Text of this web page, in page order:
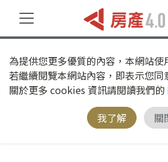
為提供您更多優質的內容，本網站使
若繼續閱覽本網站內容，即表示您同
關於更多 cookies 資訊請閱讀我們的
我了解
關